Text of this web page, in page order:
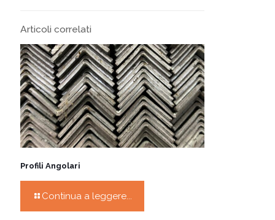
Articoli correlati
Profili Angolari
Continua a leggere...